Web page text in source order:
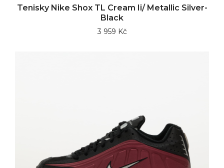
Tenisky Nike Shox TL Cream Ii/ Metallic Silver-
Black
3 959 Kč